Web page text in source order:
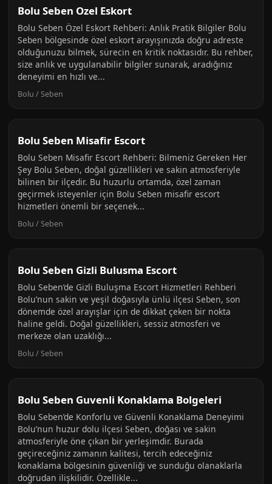
Bolu Seben Ozel Eskort
Bolu Seben Özel Eskort Rehberi: Anlık Pratik Bilgiler Bolu
Seben bölgesinde özel eskort arayışınızda doğru adreste
olduğunuzu bilmek, sürecin en kritik noktasıdır. Bu rehber,
size anlık ve uygulanabilir bilgiler sunarak, aradığınız
deneyimi en hızlı ve...
Bolu / Seben
Bolu Seben Misafir Escort
Bolu Seben Misafir Escort Rehberi: Bilmeniz Gereken Her
Şey Bolu Seben, doğal güzellikleri ve sakin atmosferiyle
bilinen bir ilçedir. Bu huzurlu ortamda, özel zaman
geçirmek isteyenler için Bolu Seben misafir escort
hizmetleri önemli bir seçenek...
Bolu / Seben
Bolu Seben Gizli Bulusma Escort
Bolu Seben’de Gizli Buluşma Escort Hizmetleri Rehberi
Bolu’nun sakin ve yeşil doğasıyla ünlü ilçesi Seben, son
dönemde özel arayışlar için de dikkat çeken bir nokta
haline geldi. Doğal güzellikleri, sessiz atmosferi ve
merkeze olan uzaklığı...
Bolu / Seben
Bolu Seben Guvenli Konaklama Bolgeleri
Bolu Seben’de Konforlu ve Güvenli Konaklama Deneyimi
Bolu’nun huzur dolu ilçesi Seben, doğası ve sakin
atmosferiyle öne çıkan bir yerleşimdir. Burada
geçireceğiniz zamanın kalitesi, tercih edeceğiniz
konaklama bölgesinin güvenliği ve sunduğu olanaklarla
doğrudan ilişkilidir. Özellikle...